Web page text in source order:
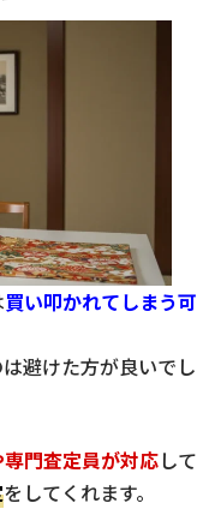
買い叩かれてしまう可
避けた方が良いでし
門査定員が対応して
をしてくれます。